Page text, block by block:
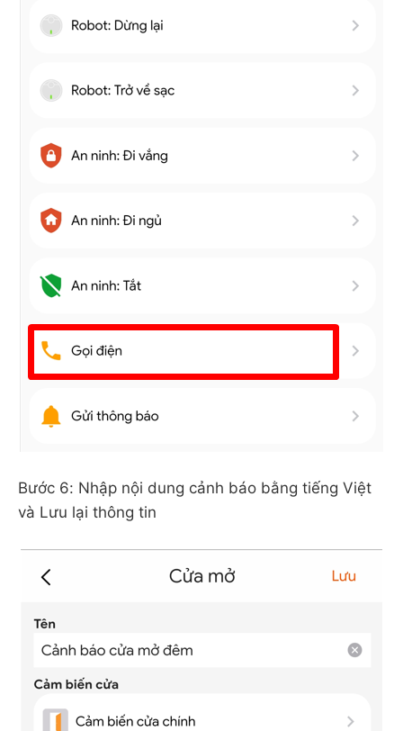
Bước 6: Nhập nội dung cảnh báo bằng tiếng Việt
và Lưu lại thông tin